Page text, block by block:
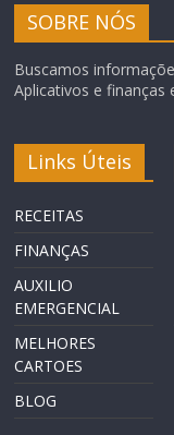
SOBRE NÓS
Buscamos
Aplicativos e finanças
Links Úteis
RECEITAS
FINANÇAS
AUXILIO
EMERGENCIAL
MELHORES
CARTOES
BLOG